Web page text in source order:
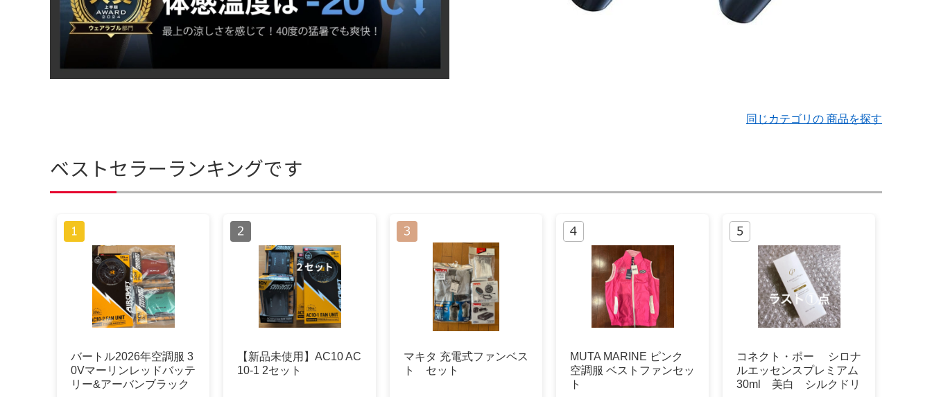
同じカテゴリの 商品を探す
ベストセラーランキングです
バートル2026年空調服 3
0Vマーリンレッドバッテ
リー&アーバンブラック
【新品未使用】AC10 AC
10-1 2セット
マキタ 充電式ファンベス
ト セット
MUTA MARINE ピンク
空調服 ベストファンセッ
ト
コネクト・ポー シロナ
ルエッセンスプレミアム
30ml 美白 シルクドリ